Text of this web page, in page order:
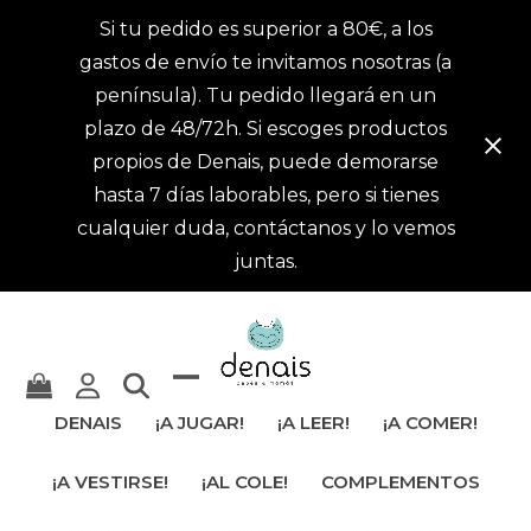
Si tu pedido es superior a 80€, a los
gastos de envío te invitamos nosotras (a
península). Tu pedido llegará en un
plazo de 48/72h. Si escoges productos
propios de Denais, puede demorarse
hasta 7 días laborables, pero si tienes
cualquier duda, contáctanos y lo vemos
juntas.
ocultar
móvil
DENAIS ¡A JUGAR! ¡A LEER! ¡A COMER!
¡A VESTIRSE! ¡AL COLE! COMPLEMENTOS